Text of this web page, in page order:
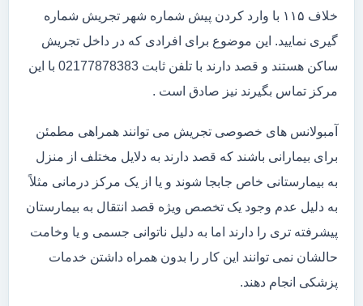
خلاف ۱۱۵ با وارد کردن پیش شماره شهر تجریش شماره
گیری نمایید. این موضوع برای افرادی که در داخل تجریش
ساکن هستند و قصد دارند با تلفن ثابت 02177878383 با این
مرکز تماس بگیرند نیز صادق است .
آمبولانس های خصوصی تجریش می توانند همراهی مطمئن
برای بیمارانی باشند که قصد دارند به دلایل مختلف از منزل
به بیمارستانی خاص جابجا شوند و یا از یک مرکز درمانی مثلاً
به دلیل عدم وجود یک تخصص ویژه قصد انتقال به بیمارستان
پیشرفته تری را دارند اما به دلیل ناتوانی جسمی و یا وخامت
حالشان نمی توانند این کار را بدون همراه داشتن خدمات
پزشکی انجام دهند.